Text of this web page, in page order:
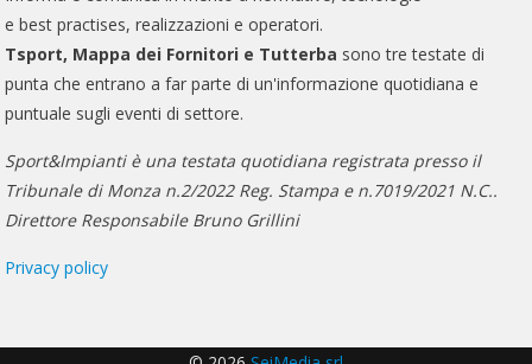
e best practises, realizzazioni e operatori.
Tsport, Mappa dei Fornitori e Tutterba sono tre testate di
punta che entrano a far parte di un'informazione quotidiana e
puntuale sugli eventi di settore.
Sport&Impianti è una testata quotidiana registrata presso il
Tribunale di Monza n.2/2022 Reg. Stampa e n.7019/2021 N.C..
Direttore Responsabile Bruno Grillini
Privacy policy